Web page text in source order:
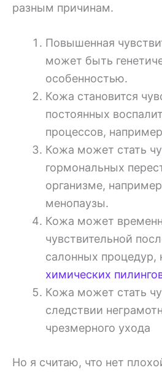
разным причинам.
Повышенная
может быть
особенностью.
Кожа становится
постоянных
процессов,
Кожа может стать
гормональных
организме,
менопаузы.
Кожа может
чувствительной
салонных процедур,
химических
Кожа может стать
следствии
чрезмерного ухода
Но я считаю, что нет